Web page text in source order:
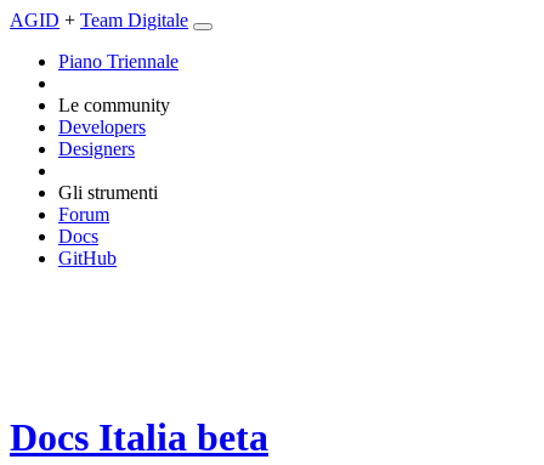
AGID + Team Digitale
Piano Triennale
Le community
Developers
Designers
Gli strumenti
Forum
Docs
GitHub
Docs Italia beta